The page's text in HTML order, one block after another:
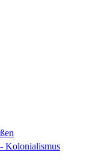
Kolonialismus